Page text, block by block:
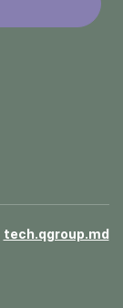
tech.qgroup.md